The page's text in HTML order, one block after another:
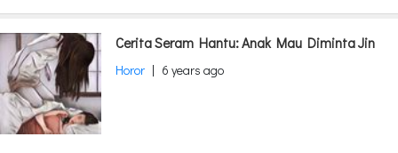
Cerita Seram Hantu: Anak Mau Diminta Jin
Horor | 6 years ago